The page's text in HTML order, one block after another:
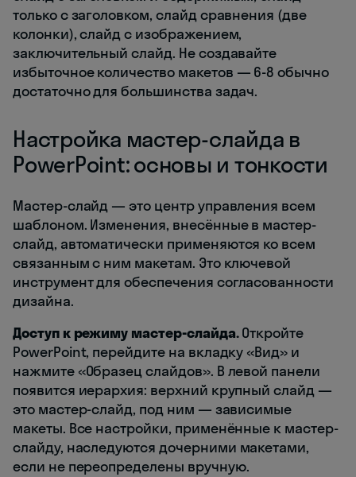
только с заголовком, слайд сравнения (две
колонки), слайд с изображением,
заключительный слайд. Не создавайте
избыточное количество макетов — 6-8 обычно
достаточно для большинства задач.
Настройка мастер-слайда в
PowerPoint: основы и тонкости
Мастер-слайд — это центр управления всем
шаблоном. Изменения, внесённые в мастер-
слайд, автоматически применяются ко всем
связанным с ним макетам. Это ключевой
инструмент для обеспечения согласованности
дизайна.
Доступ к режиму мастер-слайда.Откройте
PowerPoint, перейдите на вкладку «Вид» и
нажмите «Образец слайдов». В левой панели
появится иерархия: верхний крупный слайд —
это мастер-слайд, под ним — зависимые
макеты. Все настройки, применённые к мастер-
слайду, наследуются дочерними макетами,
если не переопределены вручную.